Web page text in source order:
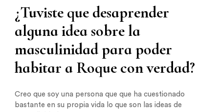
¿Tuviste que desaprender
alguna idea sobre la
masculinidad para poder
habitar a Roque con verdad?
Creo que soy una persona que que ha cuestionado
bastante en su propia vida lo que son las ideas de